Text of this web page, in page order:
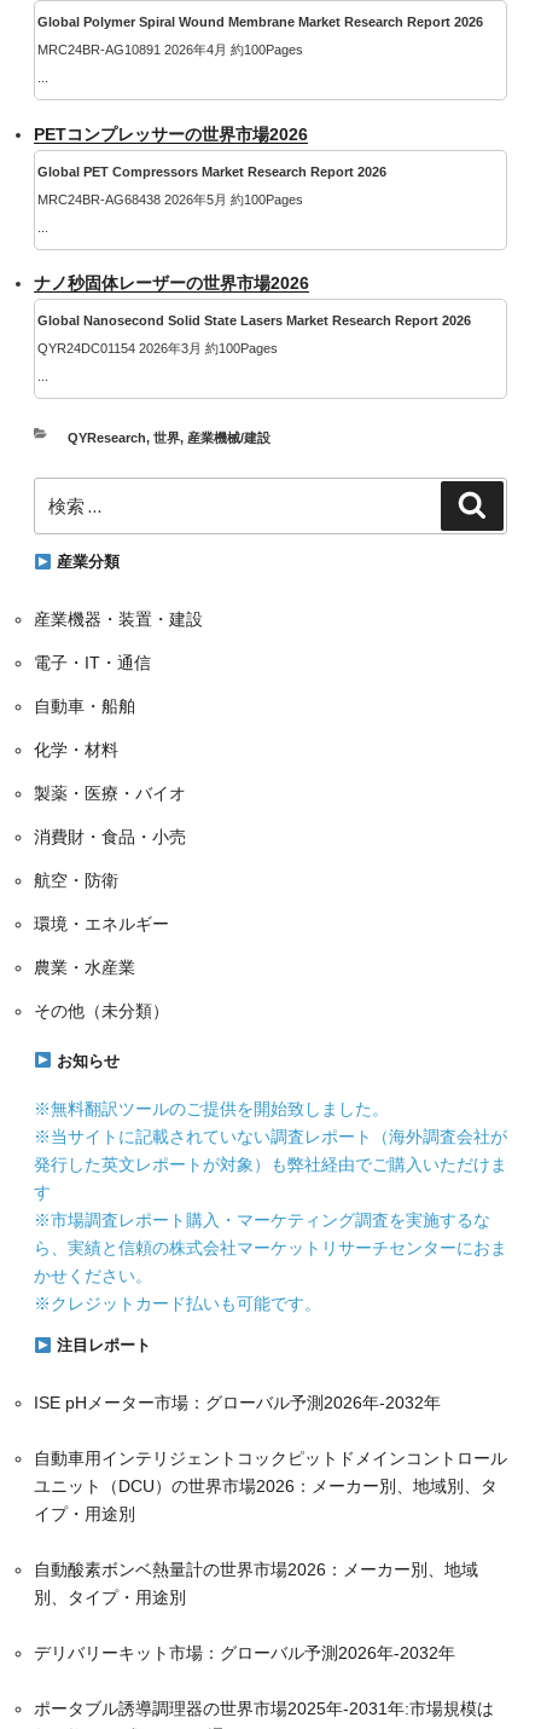
Global Polymer Spiral Wound Membrane Market Research Report 2026
MRC24BR-AG10891 2026年4月 約100Pages
PETコンプレッサーの世界市場2026
Global PET Compressors Market Research Report 2026
MRC24BR-AG68438 2026年5月 約100Pages
ナノ秒固体レーザーの世界市場2026
Global Nanosecond Solid State Lasers Market Research Report 2026
QYR24DC01154 2026年3月 約100Pages
カ
QYResearch, 世界, 産業機械/建設
索:
産業分類
産業機器・装置・建設
電子・IT・通信
自動車・船舶
化学・材料
製薬・医療・バイオ
消費財・食品・小売
航空・防衛
環境・エネルギー
農業・水産業
その他（未分類）
お知らせ
※無料翻訳ツールのご提供を開始致しました。
※当サイトに記載されていない調査レポート（海外調査会社が
発行した英文レポートが対象）も弊社経由でご購入いただけま
す
※市場調査レポート購入・マーケティング調査を実施するな
ら、実績と信頼の株式会社マーケットリサーチセンターにおま
かせください。
※クレジットカード払いも可能です。
注目レポート
ISE pHメーター市場：グローバル予測2026年-2032年
自動車用インテリジェントコックピットドメインコントロール
ユニット（DCU）の世界市場2026：メーカー別、地域別、タ
イプ・用途別
自動酸素ボンベ熱量計の世界市場2026：メーカー別、地域
別、タイプ・用途別
デリバリーキット市場：グローバル予測2026年-2032年
ポータブル誘導調理器の世界市場2025年-2031年:市場規模は